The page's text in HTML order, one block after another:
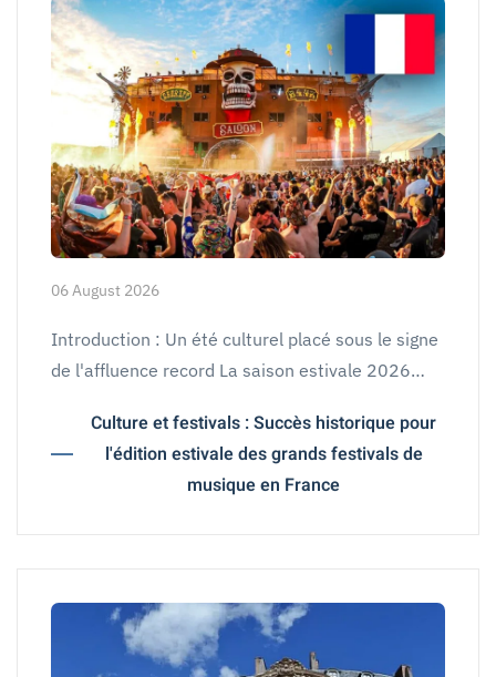
06 August 2026
Introduction : Un été culturel placé sous le signe
de l'affluence record La saison estivale 2026…
Culture et festivals : Succès historique pour
l'édition estivale des grands festivals de
musique en France